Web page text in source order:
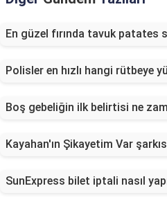
En güzel fırında tavuk patates
Polisler en hızlı hangi rütbeye
Boş gebeliğin ilk belirtisi ne
Kayahan'ın Şikayetim Var
SunExpress bilet iptali nasıl